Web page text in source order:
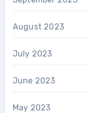
August 2023
July 2023
June 2023
May 2023